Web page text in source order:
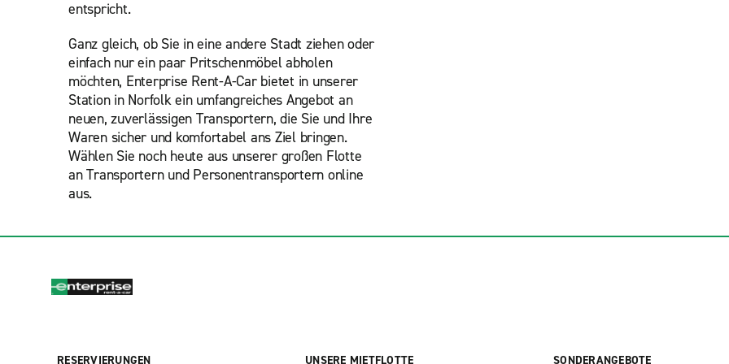
entspricht.
Ganz gleich, ob Sie in eine andere Stadt ziehen oder
einfach nur ein paar Pritschenmöbel abholen
möchten, Enterprise Rent-A-Car bietet in unserer
Station in Norfolk ein umfangreiches Angebot an
neuen, zuverlässigen Transportern, die Sie und Ihre
Waren sicher und komfortabel ans Ziel bringen.
Wählen Sie noch heute aus unserer großen Flotte
an Transportern und Personentransportern online
aus.
RESERVIERUNGEN UNSERE MIETFLOTTE SONDERANGEBOTE